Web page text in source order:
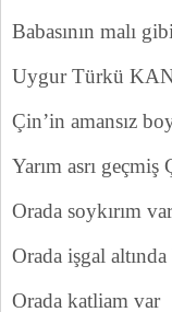
Babasının malı
Uygur Türkü
Çin’in amansız
Yarım asrı
Orada soykırım var
Orada işgal
Orada katliam var